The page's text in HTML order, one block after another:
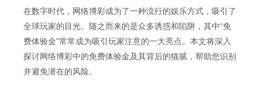
在数字时代，网络博彩成为了一种流行的娱乐方式，吸引了
全球玩家的目光。随之而来的是众多诱惑和陷阱，其中“免
费体验金”常常成为吸引玩家注意的一大亮点。本文将深入
探讨网络博彩中的免费体验金及其背后的猫腻，帮助您识别
并避免潜在的风险。